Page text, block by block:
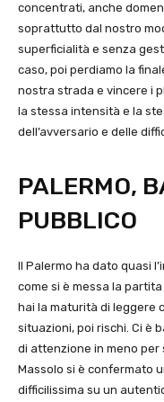
concentrati, anche
soprattutto dal nostro
superficialità e senza
caso, poi perdiamo la
nostra strada e vincere i
la stessa intensità e la
dell’avversario e delle
PALERMO,
PUBBLICO
Il Palermo ha dato quasi
come si è messa la partita
hai la maturità di leggere
situazioni, poi rischi. Ci è
di attenzione in meno per
Massolo si è confermato
difficilissima su un